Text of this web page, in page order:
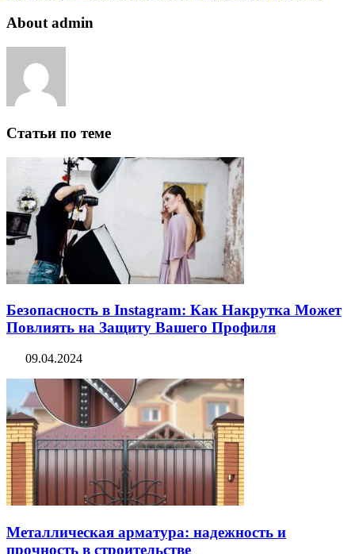
About admin
Статьи по теме
Безопасность в Instagram: Как Накрутка Может
Повлиять на Защиту Вашего Профиля
09.04.2024
Металлическая арматура: надежность и
прочность в строительстве